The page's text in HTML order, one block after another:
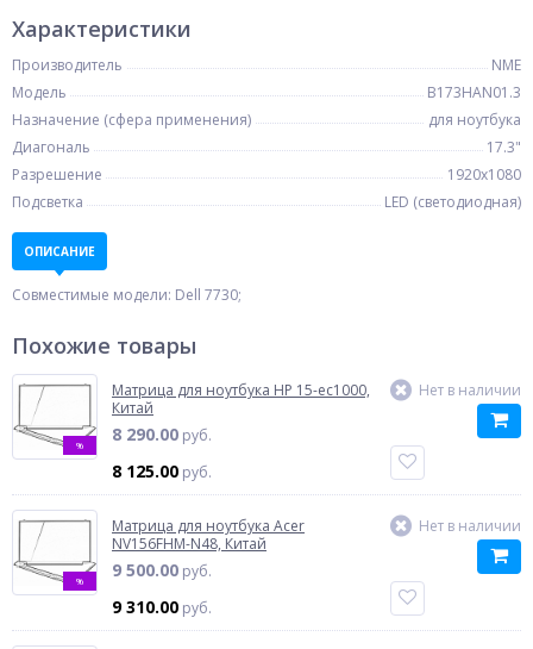
Характеристики
Производитель
NME
Модель
B173HAN01.3
Назначение (сфера применения)
для ноутбука
Диагональ
17.3"
Разрешение
1920x1080
Подсветка
LED (светодиодная)
ОПИСАНИЕ
Совместимые модели: Dell 7730;
Похожие товары
%
Матрица для ноутбука HP 15-ec1000,
Китай
8 290.00 руб.
8 125.00 руб.
Нет в наличии
%
Матрица для ноутбука Acer
NV156FHM-N48, Китай
9 500.00 руб.
9 310.00 руб.
Нет в наличии